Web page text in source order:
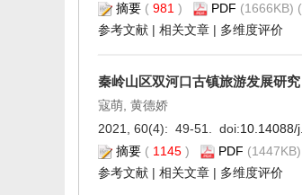
摘要 ( 981 ) PDF (1666KB) (
参考文献 | 相关文章 | 多维度评价
秦岭山区双河口古镇旅游发展研究
寇萌, 黄德娇
2021, 60(4): 49-51. doi:10.14088/
摘要 ( 1145 ) PDF
参考文献 | 相关文章 | 多维度评价